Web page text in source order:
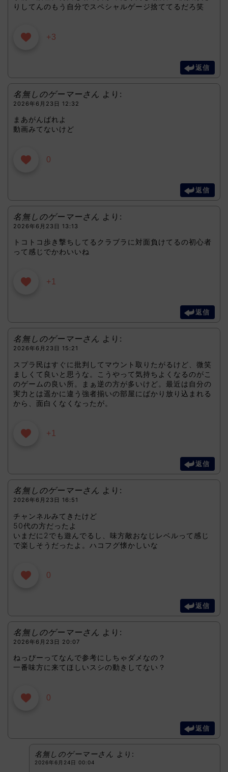
りしてんのもう自分でスペシャルゲージ捨ててるだろ笑
+3
返信
名無しのゲーマーさん より:
2026年6月23日 12:32
まあがんばれよ
動画みてないけど
0
返信
名無しのゲーマーさん より:
2026年6月23日 13:13
トコトコ歩き撃ちしてるクラブラに対面負けてるの初心者
って感じでかわいいね
+1
返信
名無しのゲーマーさん より:
2026年6月23日 15:21
スプラ民はすぐに批判してマウント取りたがるけど、微笑
ましくて良いと思うな。こうやって気持ちよくなるのがこ
のゲームの良い所。まぁ逆の方が多いけど。最近は自分の
実力とは遥かに違う強者揃いの部屋にばかり放り込まれる
から、面白くなくなったが。
+1
返信
名無しのゲーマーさん より:
2026年6月23日 16:51
チャンネルみてきたけど
50代の方だったよ
いまだに2でも遊んでるし、味方敵おなじレベルって感じ
で楽しそうだったよ。ハコフグ懐かしいな
0
返信
名無しのゲーマーさん より:
2026年6月23日 20:07
ねっぴーってなんで参考にしちゃダメなの？
一番味方に来てほしいスシの動きしてない？
0
返信
名無しのゲーマーさん より:
2026年6月24日 00:04